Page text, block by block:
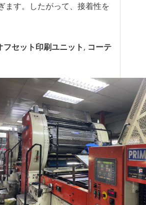
ます。したがって、接着性を
フセット印刷ユニット, コーテ